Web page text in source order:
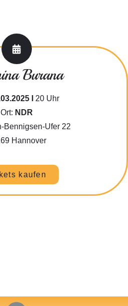
Burana
I 20 Uhr
Ort: NDR
Bennigsen-Ufer 22
Hannover
kaufen